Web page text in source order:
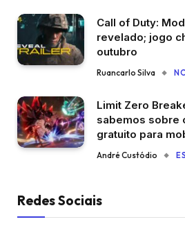
Call of Duty:
revelado; jogo
outubro
Ruancarlo Silva
Limit Zero
sabemos sobre
gratuito para
André Custódio
Redes Sociais